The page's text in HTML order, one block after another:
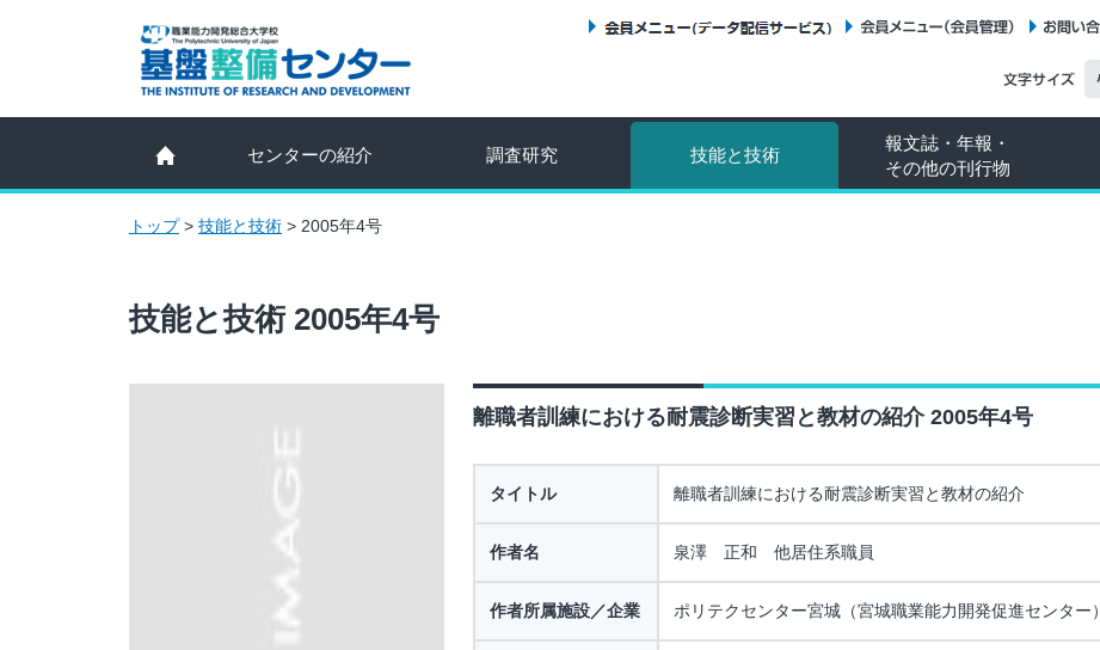
センターの紹介 調査研究 技能と技術
報文誌・年報・
その他の刊行物
トップ> 技能と技術 > 2005年4号
技能と技術 2005年4号
離職者訓練における耐震診断実習と教材の紹介 2005年4号
タイトル 離職者訓練における耐震診断実習と教材の紹介
作者名 泉澤 正和 他居住系職員
作者所属施設／企業 ポリテクセンター宮城（宮城職業能力開発促進センター）